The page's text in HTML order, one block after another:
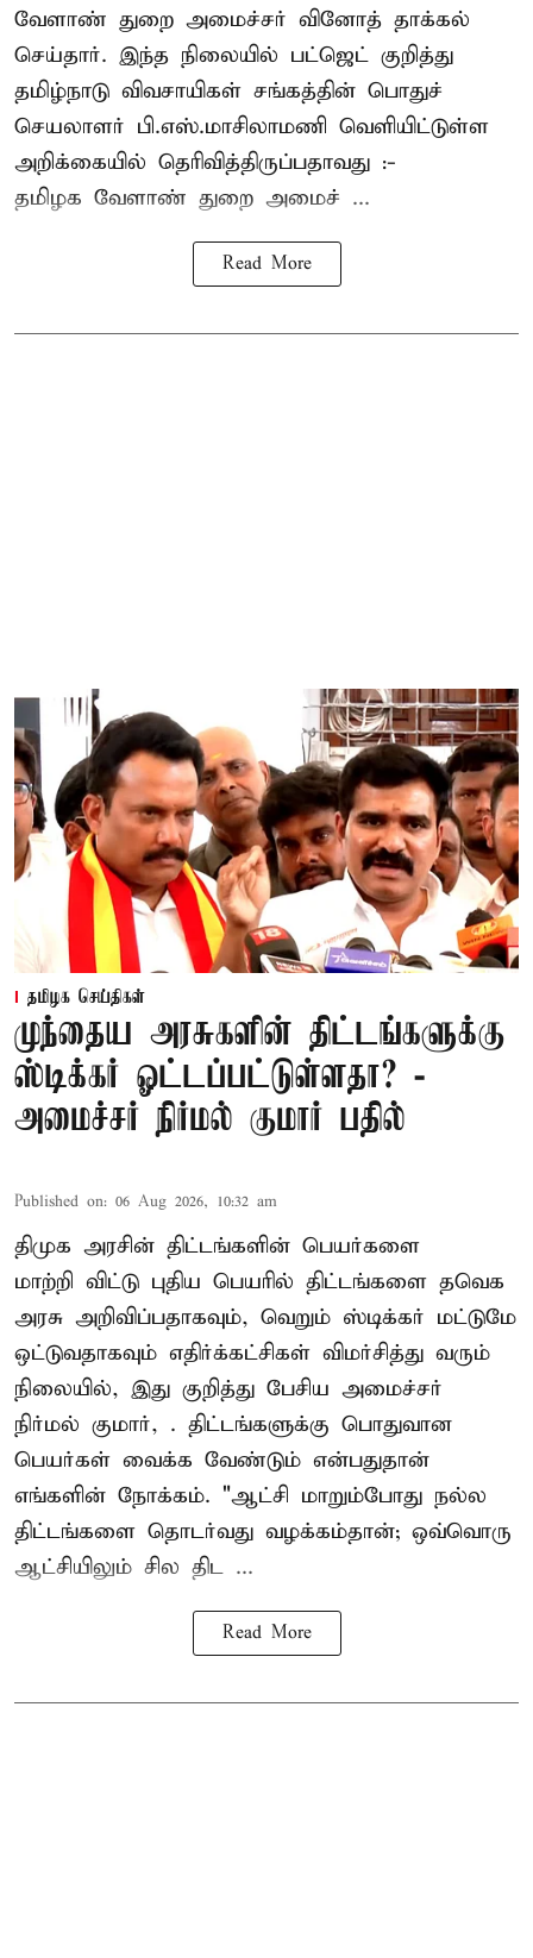
வேளாண் துறை அமைச்சர் வினோத் தாக்கல்
செய்தார். இந்த நிலையில் பட்ஜெட் குறித்து
தமிழ்நாடு விவசாயிகள் சங்கத்தின் பொதுச்
செயலாளர் பி.எஸ்.மாசிலாமணி வெளியிட்டுள்ள
அறிக்கையில் தெரிவித்திருப்பதாவது :-
தமிழக வேளாண் துறை அமைச் ...
Read More
தமிழக செய்திகள்
முந்தைய அரசுகளின் திட்டங்களுக்கு
ஸ்டிக்கர் ஓட்டப்பட்டுள்ளதா? -
அமைச்சர் நிர்மல் குமார் பதில்
Published on: 06 Aug 2026, 10:32 am
திமுக அரசின் திட்டங்களின் பெயர்களை
மாற்றி விட்டு புதிய பெயரில் திட்டங்களை தவெக
அரசு அறிவிப்பதாகவும், வெறும் ஸ்டிக்கர் மட்டுமே
ஒட்டுவதாகவும் எதிர்க்கட்சிகள் விமர்சித்து வரும்
நிலையில், இது குறித்து பேசிய அமைச்சர்
நிர்மல் குமார், . திட்டங்களுக்கு பொதுவான
பெயர்கள் வைக்க வேண்டும் என்பதுதான்
எங்களின் நோக்கம். "ஆட்சி மாறும்போது நல்ல
திட்டங்களை தொடர்வது வழக்கம்தான்; ஒவ்வொரு
ஆட்சியிலும் சில திட ...
Read More